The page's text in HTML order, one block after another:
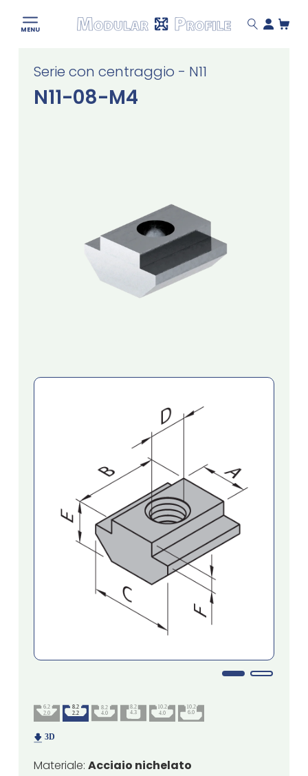
content
MENU
Modular
Serie con centraggio - N11
N11-08-M4
Materiale:Acciaio nichelato